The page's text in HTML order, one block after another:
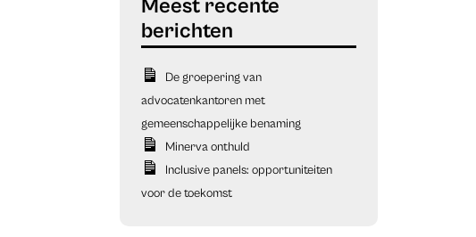
De groepering van
advocatenkantoren met
gemeenschappelijke benaming
Minerva onthuld
Inclusive panels: opportuniteiten
voor de toekomst